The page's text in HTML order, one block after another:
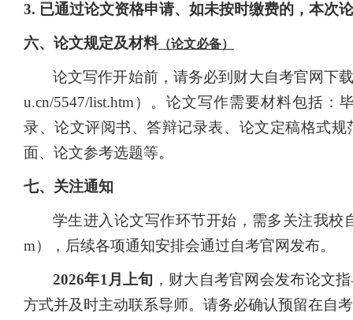
3. 已通过论文资格申请、如未按时缴费的，本次
六、论文规定及材料（论文必备）
论文写作开始前，请务必到财大自考官网下
u.cn/5547/list.htm）。论文写作需要材料包括
录、论文评阅书、答辩记录表、论文定稿格式
面、论文参考选题等。
七、关注通知
学生进入论文写作环节开始，需多关注我校
m），后续各项通知安排会通过自考官网发布。
2026年1月上旬 ，财大自考官网会发布论文
方式并及时主动联系导师。请务必确认预留在自